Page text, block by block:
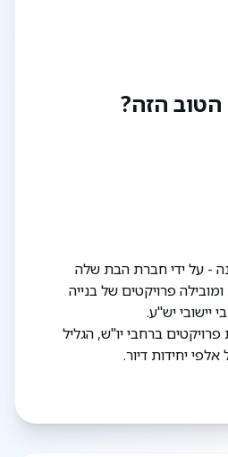
בידודית
הזה?
- על ידי חברת הבת שלה
פרויקטים של בנייה
יישובי יש"ע.
ברחבי יו"ש, הגליל
אלפי יחידות דיור.